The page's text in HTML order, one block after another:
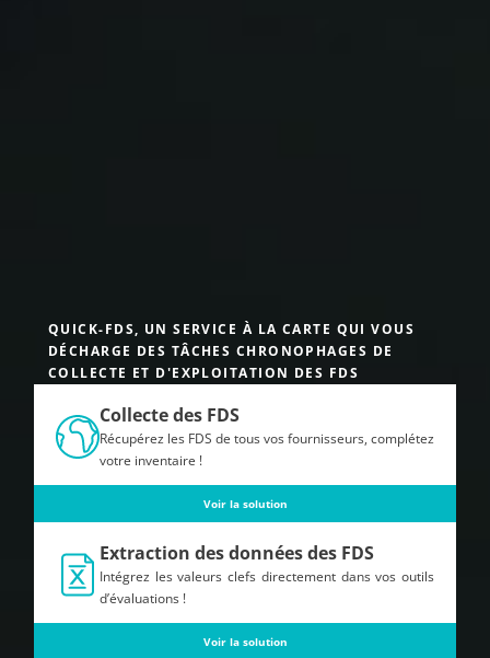
QUICK-FDS, UN SERVICE À LA CARTE QUI VOUS
DÉCHARGE DES TÂCHES CHRONOPHAGES DE
COLLECTE ET D'EXPLOITATION DES FDS
Collecte des FDS
Récupérez les FDS de tous vos fournisseurs, complétez
votre inventaire !
Voir la solution
Extraction des données des FDS
Intégrez les valeurs clefs directement dans vos outils
d’évaluations !
Voir la solution